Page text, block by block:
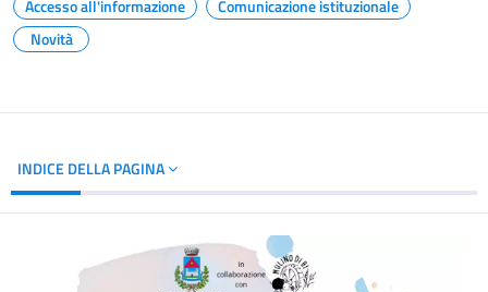
Accesso all'informazione
Comunicazione istituzionale
Novità
INDICE DELLA PAGINA